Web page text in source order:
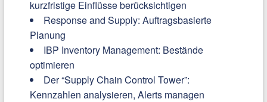
kurzfristige Einflüsse berücksichtigen
Response and Supply: Auftragsbasierte
Planung
IBP Inventory Management: Bestände
optimieren
Der “Supply Chain Control Tower”:
Kennzahlen analysieren, Alerts managen